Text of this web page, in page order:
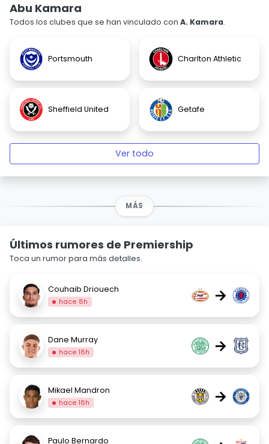
Abu Kamara
Todos los clubes que se han vinculado con A. Kamara.
Portsmouth Charlton Athletic
Sheffield United Getafe
Ver todo
MÁS
Últimos rumores de Premiership
Toca un rumor para más detalles.
Couhaib Driouech
hace 8h →
Dane Murray
hace 18h →
Mikael Mandron
hace 18h →
Paulo Bernardo